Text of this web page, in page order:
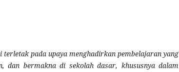
terletak pada upaya menghadirkan pembelajaran yang
dan bermakna di sekolah dasar, khususnya dalam